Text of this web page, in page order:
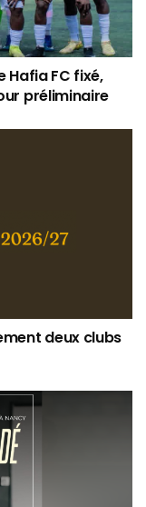
Hafia FC fixé,
préliminaire
deux clubs